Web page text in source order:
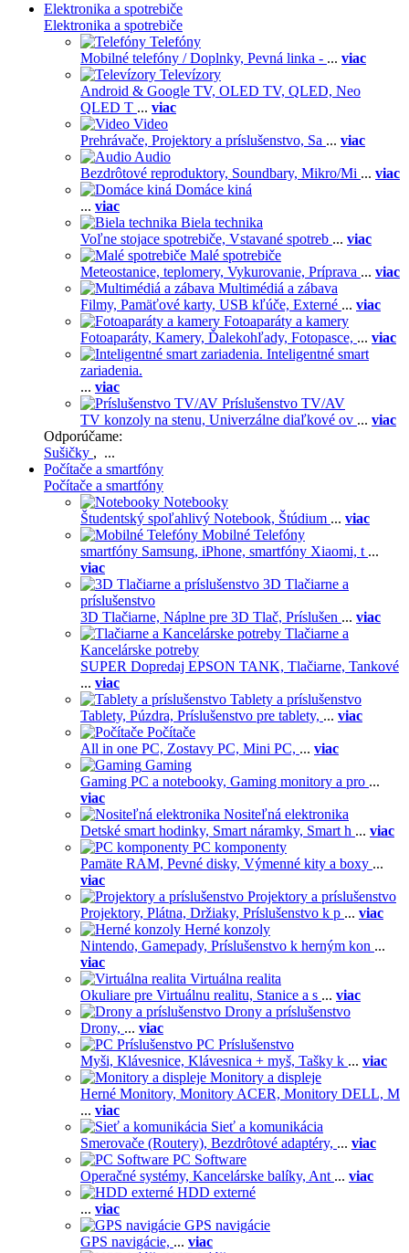
Elektronika a spotrebiče
Elektronika a spotrebiče
Telefóny
Mobilné telefóny / Doplnky, Pevná linka - ... viac
Televízory
Android & Google TV, OLED TV, QLED, Neo
QLED T ... viac
Video
Prehrávače, Projektory a príslušenstvo, Sa ... viac
Audio
Bezdrôtové reproduktory, Soundbary, Mikro/Mi ... viac
Domáce kiná
... viac
Biela technika
Voľne stojace spotrebiče, Vstavané spotreb ... viac
Malé spotrebiče
Meteostanice, teplomery, Vykurovanie, Príprava ... viac
Multimédiá a zábava
Filmy, Pamäťové karty, USB kľúče, Externé ... viac
Fotoaparáty a kamery
Fotoaparáty, Kamery, Ďalekohľady, Fotopasce, ... viac
Inteligentné smart
zariadenia.
... viac
Príslušenstvo TV/AV
TV konzoly na stenu, Univerzálne diaľkové ov ... viac
Odporúčame:
Sušičky , ...
Počítače a smartfóny
Počítače a smartfóny
Notebooky
Študentský spoľahlivý Notebook, Štúdium ... viac
Mobilné Telefóny
smartfóny Samsung, iPhone, smartfóny Xiaomi, t ...
viac
3D Tlačiarne a
príslušenstvo
3D Tlačiarne, Náplne pre 3D Tlač, Príslušen ... viac
Tlačiarne a
Kancelárske potreby
SUPER Dopredaj EPSON TANK, Tlačiarne, Tankové
... viac
Tablety a príslušenstvo
Tablety, Púzdra, Príslušenstvo pre tablety, ... viac
Počítače
All in one PC, Zostavy PC, Mini PC, ... viac
Gaming
Gaming PC a notebooky, Gaming monitory a pro ...
viac
Nositeľná elektronika
Detské smart hodinky, Smart náramky, Smart h ... viac
PC komponenty
Pamäte RAM, Pevné disky, Výmenné kity a boxy ...
viac
Projektory a príslušenstvo
Projektory, Plátna, Držiaky, Príslušenstvo k p ... viac
Herné konzoly
Nintendo, Gamepady, Príslušenstvo k herným kon ...
viac
Virtuálna realita
Okuliare pre Virtuálnu realitu, Stanice a s ... viac
Drony a príslušenstvo
Drony, ... viac
PC Príslušenstvo
Myši, Klávesnice, Klávesnica + myš, Tašky k ... viac
Monitory a displeje
Herné Monitory, Monitory ACER, Monitory DELL, M
... viac
Sieť a komunikácia
Smerovače (Routery), Bezdrôtové adaptéry, ... viac
PC Software
Operačné systémy, Kancelárske balíky, Ant ... viac
HDD externé
... viac
GPS navigácie
GPS navigácie, ... viac